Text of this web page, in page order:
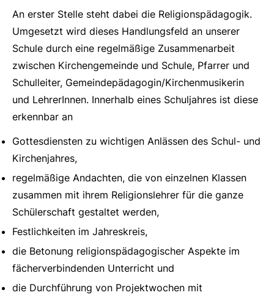
An erster Stelle steht dabei die Religionspädagogik.
Umgesetzt wird dieses Handlungsfeld an unserer
Schule durch eine regelmäßige Zusammenarbeit
zwischen Kirchengemeinde und Schule, Pfarrer und
Schulleiter, Gemeindepädagogin/Kirchenmusikerin
und LehrerInnen. Innerhalb eines Schuljahres ist diese
erkennbar an
Gottesdiensten zu wichtigen Anlässen des Schul- und
Kirchenjahres,
regelmäßige Andachten, die von einzelnen Klassen
zusammen mit ihrem Religionslehrer für die ganze
Schülerschaft gestaltet werden,
Festlichkeiten im Jahreskreis,
die Betonung religionspädagogischer Aspekte im
fächerverbindenden Unterricht und
die Durchführung von Projektwochen mit